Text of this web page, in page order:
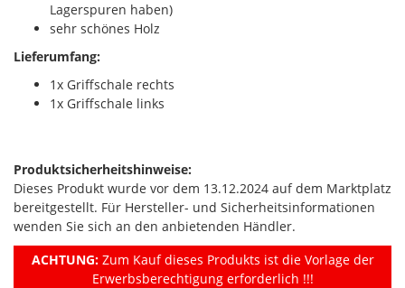
Lagerspuren haben)
sehr schönes Holz
Lieferumfang:
1x Griffschale rechts
1x Griffschale links
Produktsicherheitshinweise:
Dieses Produkt wurde vor dem 13.12.2024 auf dem Marktplatz
bereitgestellt. Für Hersteller- und Sicherheitsinformationen
wenden Sie sich an den anbietenden Händler.
ACHTUNG:Zum Kauf dieses Produkts ist die Vorlage der
Erwerbsberechtigung erforderlich !!!